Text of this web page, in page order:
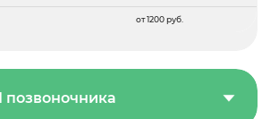
от 1200 руб.
позвоночника